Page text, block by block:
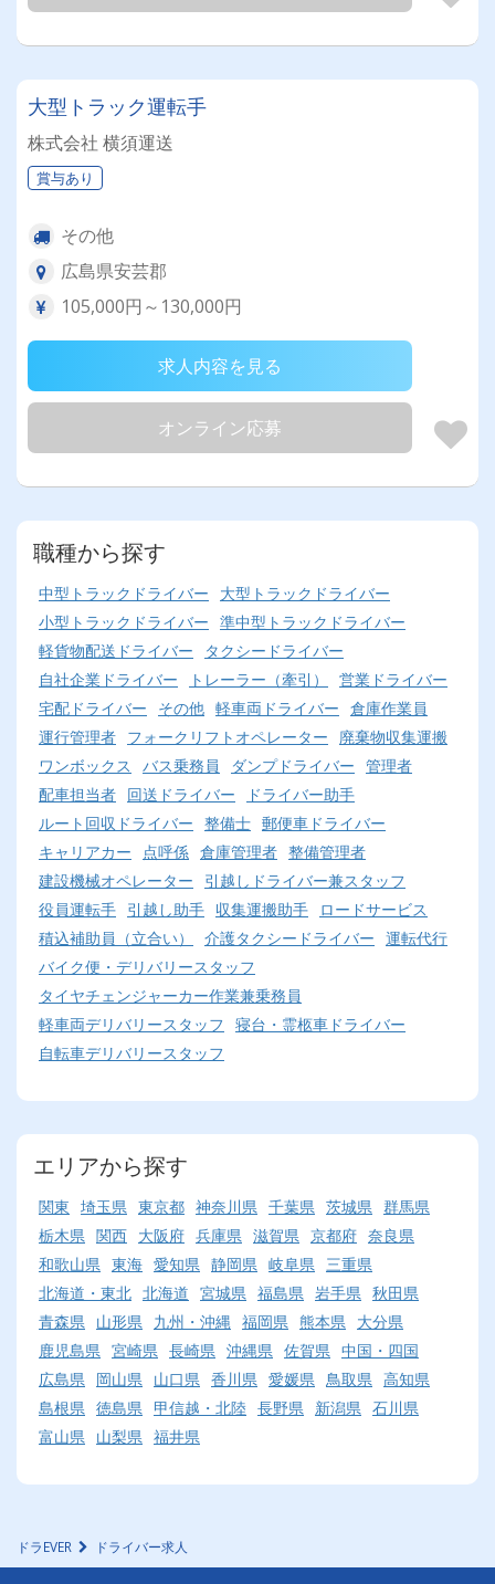
大型トラック運転手
株式会社 横須運送
賞与あり
その他
広島県安芸郡
105,000円～130,000円
求人内容を見る
オンライン応募
職種から探す
中型トラックドライバー
大型トラックドライバー
小型トラックドライバー 準中型トラックドライバー
軽貨物配送ドライバー
タクシードライバー
自社企業ドライバー
トレーラー（牽引）
営業ドライバー
宅配ドライバー
その他 軽車両ドライバー 倉庫作業員
運行管理者 フォークリフトオペレーター
廃棄物収集運搬
ワンボックス
バス乗務員 ダンプドライバー 管理者
配車担当者 回送ドライバー
ドライバー助手
ルート回収ドライバー 整備士 郵便車ドライバー
キャリアカー
点呼係 倉庫管理者 整備管理者
建設機械オペレーター
引越しドライバー兼スタッフ
役員運転手 引越し助手 収集運搬助手
ロードサービス
積込補助員（立合い）
介護タクシードライバー 運転代行
バイク便・デリバリースタッフ
タイヤチェンジャーカー作業兼乗務員
軽車両デリバリースタッフ 寝台・霊柩車ドライバー
自転車デリバリースタッフ
エリアから探す
関東 埼玉県 東京都 神奈川県 千葉県 茨城県 群馬県
栃木県 関西 大阪府 兵庫県 滋賀県 京都府 奈良県
和歌山県 東海 愛知県 静岡県 岐阜県 三重県
北海道・東北 北海道 宮城県 福島県 岩手県 秋田県
青森県 山形県 九州・沖縄 福岡県 熊本県 大分県
鹿児島県 宮崎県 長崎県 沖縄県 佐賀県 中国・四国
広島県 岡山県 山口県 香川県 愛媛県 鳥取県 高知県
島根県 徳島県 甲信越・北陸 長野県 新潟県 石川県
富山県 山梨県 福井県
ドラEVER ドライバー求人